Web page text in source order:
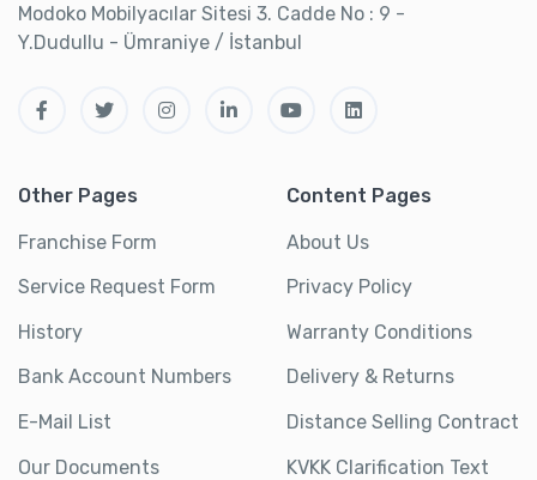
Modoko Mobilyacılar Sitesi 3. Cadde No : 9 -
Y.Dudullu - Ümraniye / İstanbul
Other Pages
Franchise Form
Service Request Form
History
Bank Account Numbers
E-Mail List
Our Documents
Content Pages
About Us
Privacy Policy
Warranty Conditions
Delivery & Returns
Distance Selling Contract
KVKK Clarification Text